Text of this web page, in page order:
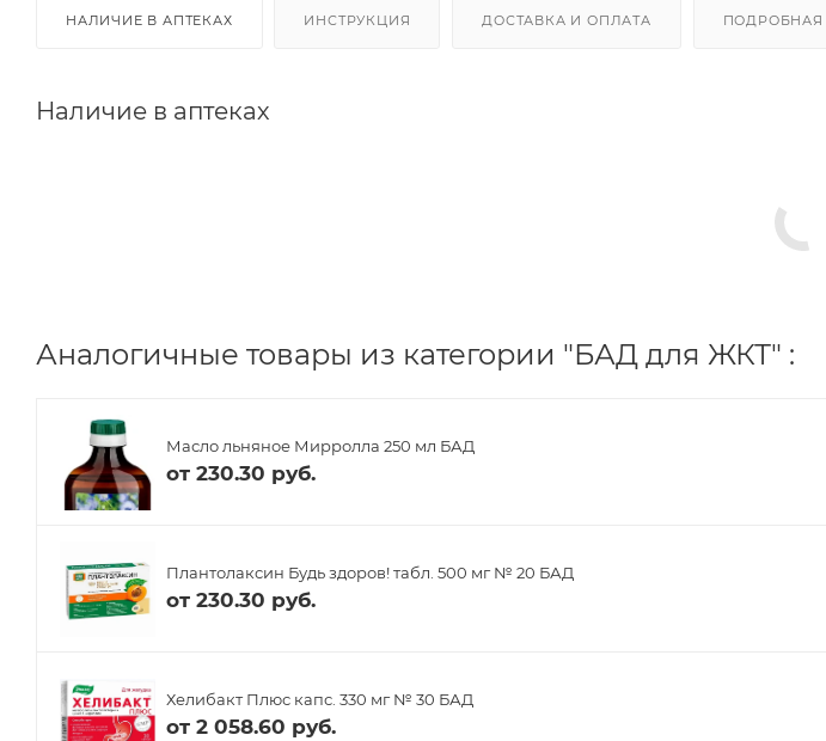
НАЛИЧИЕ В АПТЕКАХ ИНСТРУКЦИЯ ДОСТАВКА И ОПЛАТА ПОДРОБНАЯ
Наличие в аптеках
Аналогичные товары из категории "БАД для ЖКТ" :
Масло льняное Мирролла 250 мл БАД
от 230.30 руб.
Плантолаксин Будь здоров! табл. 500 мг № 20 БАД
от 230.30 руб.
Хелибакт Плюс капс. 330 мг № 30 БАД
от 2 058.60 руб.